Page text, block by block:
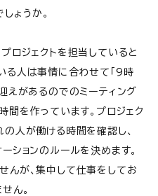
ょうか。
ロジェクトを担当していると
る人は事情に合わせて「9時
えがあるのでのミーティング
間を作っています。プロジェク
人が働ける時間を確認し、
ションのルールを決めます。
んが、集中して仕事をしてお
ん。